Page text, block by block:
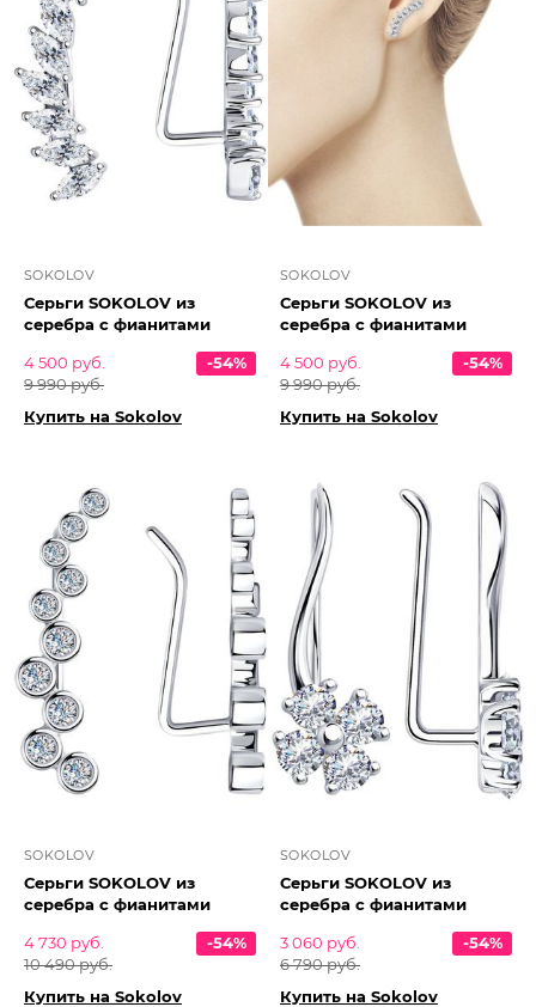
SOKOLOV
Серьги SOKOLOV из
серебра с фианитами
4 500 руб.
9 990 руб.
-54%
Купить на Sokolov
SOKOLOV
Серьги SOKOLOV из
серебра с фианитами
4 500 руб.
9 990 руб.
-54%
Купить на Sokolov
SOKOLOV
Серьги SOKOLOV из
серебра с фианитами
4 730 руб.
10 490 руб.
-54%
Купить на Sokolov
SOKOLOV
Серьги SOKOLOV из
серебра с фианитами
3 060 руб.
6 790 руб.
-54%
Купить на Sokolov